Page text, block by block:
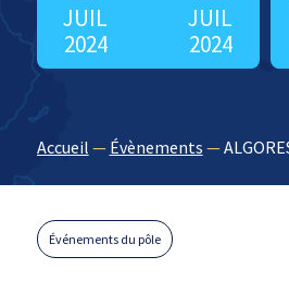
JUIL
2024
JUIL
2024
Accueil — Évènements —
Événements du pôle